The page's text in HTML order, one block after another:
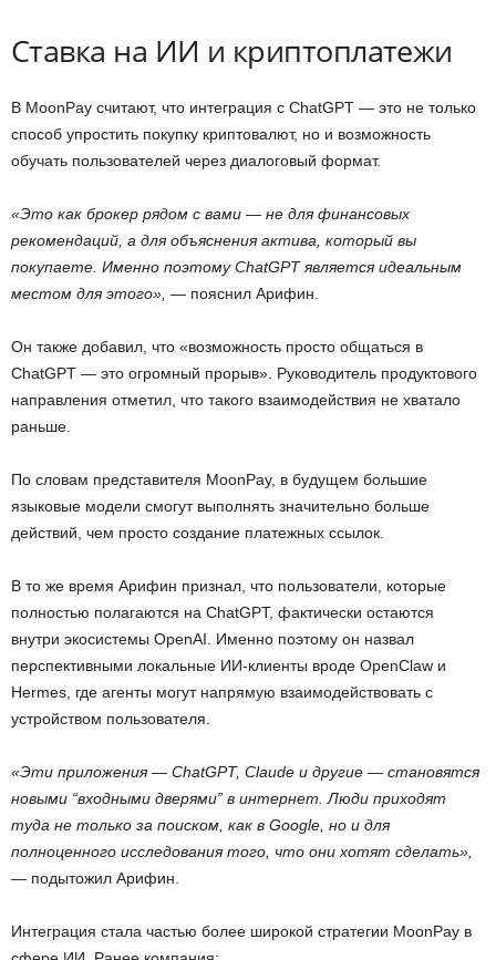
Ставка на ИИ и криптоплатежи
В MoonPay считают, что интеграция с ChatGPT — это не только
способ упростить покупку криптовалют, но и возможность
обучать пользователей через диалоговый формат.
«Это как брокер рядом с вами — не для финансовых
рекомендаций, а для объяснения актива, который вы
покупаете. Именно поэтому ChatGPT является идеальным
местом для этого», — пояснил Арифин.
Он также добавил, что «возможность просто общаться в
ChatGPT — это огромный прорыв». Руководитель продуктового
направления отметил, что такого взаимодействия не хватало
раньше.
По словам представителя MoonPay, в будущем большие
языковые модели смогут выполнять значительно больше
действий, чем просто создание платежных ссылок.
В то же время Арифин признал, что пользователи, которые
полностью полагаются на ChatGPT, фактически остаются
внутри экосистемы OpenAI. Именно поэтому он назвал
перспективными локальные ИИ-клиенты вроде OpenClaw и
Hermes, где агенты могут напрямую взаимодействовать с
устройством пользователя.
«Эти приложения — ChatGPT, Claude и другие — становятся
новыми “входными дверями” в интернет. Люди приходят
туда не только за поиском, как в Google, но и для
полноценного исследования того, что они хотят сделать»,
— подытожил Арифин.
Интеграция стала частью более широкой стратегии MoonPay в